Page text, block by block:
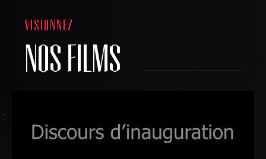
VISIONNEZ
NOS FILMS